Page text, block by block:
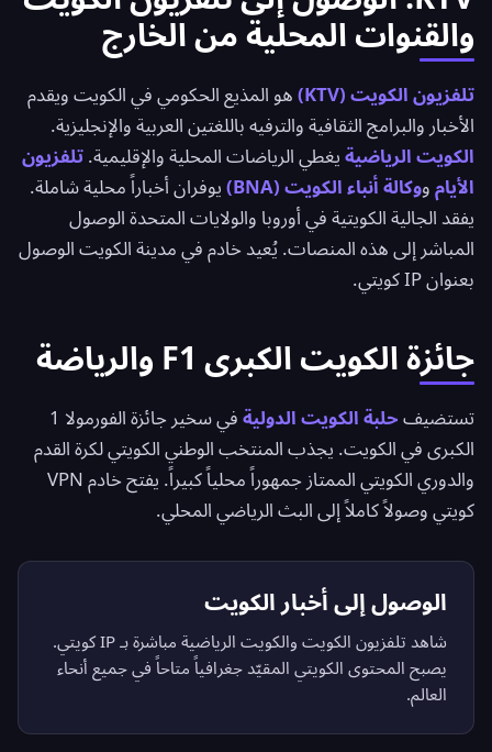
والقنوات المحلية من الخارج
تلفزيون الكويت (KTV)
هو المذيع الحكومي في الكويت ويقدم
الأخبار والبرامج الثقافية والترفيه باللغتين العربية والإنجليزية.
الكويت الرياضية يغطي الرياضات المحلية والإقليمية. تلفزيون
الأيام ووكالة أنباء الكويت (BNA)
يوفران أخباراً محلية شاملة.
يفقد الجالية الكويتية في أوروبا والولايات المتحدة الوصول
المباشر إلى هذه المنصات. يُعيد خادم في مدينة الكويت الوصول
بعنوان IP كويتي.
جائزة الكويت الكبرى F1 والرياضة
تستضيف حلبة الكويت الدولية
في سخير جائزة الفورمولا 1
الكبرى في الكويت. يجذب المنتخب الوطني الكويتي لكرة القدم
والدوري الكويتي الممتاز جمهوراً محلياً كبيراً. يفتح خادم VPN
كويتي وصولاً كاملاً إلى البث الرياضي المحلي.
الوصول إلى أخبار الكويت
شاهد تلفزيون الكويت والكويت الرياضية مباشرة بـ IP كويتي.
يصبح المحتوى الكويتي المقيّد جغرافياً متاحاً في جميع أنحاء
العالم.